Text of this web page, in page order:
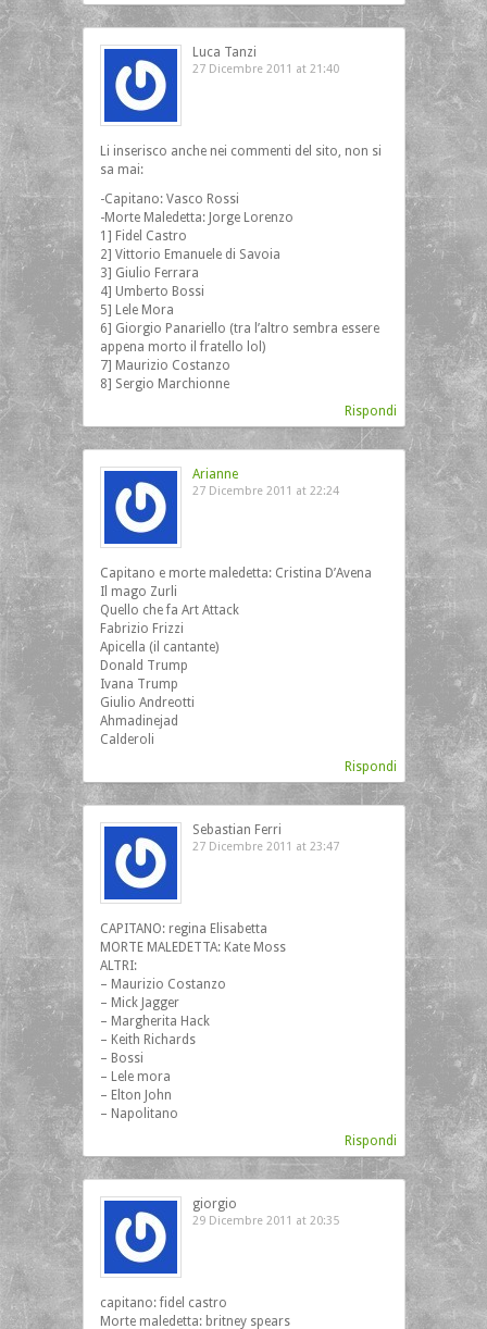
Luca Tanzi
27 Dicembre 2011 at 21:40
Li inserisco anche nei commenti del sito, non si
sa mai:
-Capitano: Vasco Rossi
-Morte Maledetta: Jorge Lorenzo
1] Fidel Castro
2] Vittorio Emanuele di Savoia
3] Giulio Ferrara
4] Umberto Bossi
5] Lele Mora
6] Giorgio Panariello (tra l’altro sembra essere
appena morto il fratello lol)
7] Maurizio Costanzo
8] Sergio Marchionne
Rispondi
Arianne
27 Dicembre 2011 at 22:24
Capitano e morte maledetta: Cristina D’Avena
Il mago Zurli
Quello che fa Art Attack
Fabrizio Frizzi
Apicella (il cantante)
Donald Trump
Ivana Trump
Giulio Andreotti
Ahmadinejad
Calderoli
Rispondi
Sebastian Ferri
27 Dicembre 2011 at 23:47
CAPITANO: regina Elisabetta
MORTE MALEDETTA: Kate Moss
ALTRI:
– Maurizio Costanzo
– Mick Jagger
– Margherita Hack
– Keith Richards
– Bossi
– Lele mora
– Elton John
– Napolitano
Rispondi
giorgio
29 Dicembre 2011 at 20:35
capitano: fidel castro
Morte maledetta: britney spears